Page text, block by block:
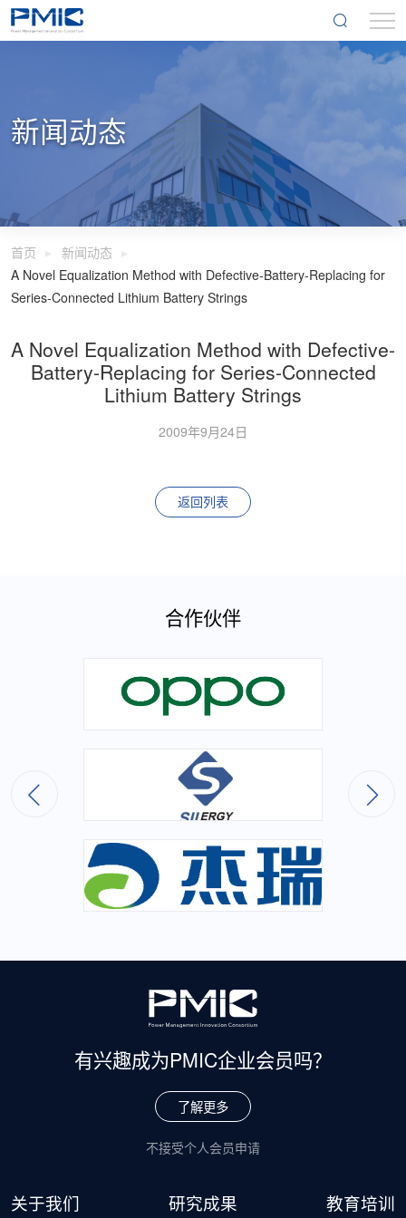
新闻动态
首页
新闻动态
A Novel Equalization Method with Defective-Battery-Replacing for
Series-Connected Lithium Battery Strings
A Novel Equalization Method with Defective-
Battery-Replacing for Series-Connected
Lithium Battery Strings
2009年9月24日
返回列表
合作伙伴
有兴趣成为PMIC企业会员吗？
了解更多
不接受个人会员申请
关于我们 研究成果 教育培训